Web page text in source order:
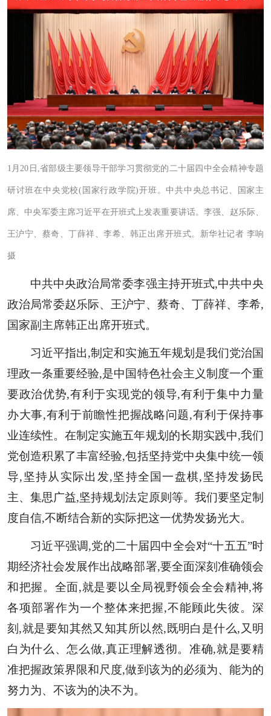
1月20日,省部级主要领导干部学习贯彻党的二十届四中全会精神专题
研讨班在中央党校(国家行政学院)开班。中共中央总书记、国家主
席、中央军委主席习近平在开班式上发表重要讲话。李强、赵乐际、
王沪宁、蔡奇、丁薛祥、李希、韩正出席开班式。新华社记者 李响
摄
中共中央政治局常委李强主持开班式,中共中央
政治局常委赵乐际、王沪宁、蔡奇、丁薛祥、李希,
国家副主席韩正出席开班式。
习近平指出,制定和实施五年规划是我们党治国
理政一条重要经验,是中国特色社会主义制度一个重
要政治优势,有利于实现党的领导,有利于集中力量
办大事,有利于前瞻性把握战略问题,有利于保持事
业连续性。在制定实施五年规划的长期实践中,我们
党创造积累了丰富经验,包括坚持党中央集中统一领
导,坚持从实际出发,坚持全国一盘棋,坚持发扬民
主、集思广益,坚持规划法定原则等。我们要坚定制
度自信,不断结合新的实际把这一优势发扬光大。
习近平强调,党的二十届四中全会对“十五五”时
期经济社会发展作出战略部署,要全面深刻准确领会
和把握。全面,就是要以全局视野领会全会精神,将
各项部署作为一个整体来把握,不能顾此失彼。深
刻,就是要知其然又知其所以然,既明白是什么,又明
白为什么、怎么做,真正理解透彻。准确,就是要精
准把握政策界限和尺度,做到该为的必须为、能为的
努力为、不该为的决不为。